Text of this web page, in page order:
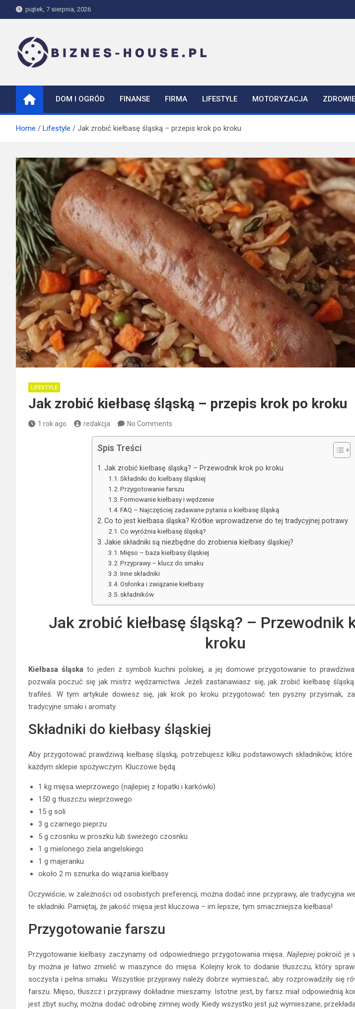
to
piątek, 7 sierpnia, 2026
biznes-house.pl
DOM I OGRÓD FINANSE FIRMA LIFESTYLE MOTORYZACJA ZDROWIE
Home Lifestyle Jak zrobić kiełbasę śląską – przepis krok po kroku
LIFESTYLE
Jak zrobić kiełbasę śląską – przepis krok po kroku
1 rok ago redakcja No Comments
Spis Treści
Jak zrobić kiełbasę śląską? – Przewodnik krok po kroku
Składniki do kiełbasy śląskiej
Przygotowanie farszu
Formowanie kiełbasy i wędzenie
FAQ – Najczęściej zadawane pytania o kiełbasę śląską
Co to jest kiełbasa śląska? Krótkie wprowadzenie do tej tradycyjnej potrawy
Co wyróżnia kiełbasę śląską?
Jakie składniki są niezbędne do zrobienia kiełbasy śląskiej?
Mięso – baza kiełbasy śląskiej
Przyprawy – klucz do smaku
Inne składniki
Osłonka i związanie kiełbasy
składników
Jak zrobić kiełbasę śląską? – Przewodnik
kroku
Kiełbasa śląskato jeden z symboli kuchni polskiej, a jej domowe przygotowanie to
pozwala poczuć się jak mistrz wędzarnictwa. Jeżeli zastanawiasz się, jak zrobić kiełbasę
trafiłeś. W tym artykule dowiesz się, jak krok po kroku przygotować ten pyszny przysmak,
tradycyjne smaki i aromaty.
Składniki do kiełbasy śląskiej
Aby przygotować prawdziwą kiełbasę śląską, potrzebujesz kilku podstawowych składników,
każdym sklepie spożywczym. Kluczowe będą:
1 kg mięsa wieprzowego (najlepiej z łopatki i karkówki)
150 g tłuszczu wieprzowego
15 g soli
3 g czarnego pieprzu
5 g czosnku w proszku lub świeżego czosnku
1 g mielonego ziela angielskiego
1 g majeranku
około 2 m sznurka do wiązania kiełbasy
Oczywiście, w zależności od osobistych preferencji, można dodać inne przyprawy, ale tradycyjna
te składniki. Pamiętaj, że jakość mięsa jest kluczowa – im lepsze, tym smaczniejsza kiełbasa!
Przygotowanie farszu
Przygotowanie kiełbasy zaczynamy od odpowiedniego przygotowania mięsa. Najlepiejpokroić je
by można je łatwo zmielić w maszynce do mięsa. Kolejny krok to dodanie tłuszczu, który
soczysta i pełna smaku. Wszystkie przyprawy należy dobrze wymieszać, aby rozprowadziły się
farszu. Mięso, tłuszcz i przyprawy dokładnie mieszamy. Istotne jest, by farsz miał odpowiednią
jest zbyt suchy, można dodać odrobinę zimnej wody. Kiedy wszystko jest już wymieszane,